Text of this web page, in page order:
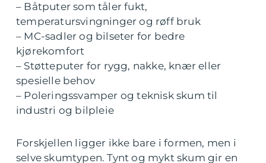
– Båtputer som tåler fukt,
temperatursvingninger og røff bruk
– MC-sadler og bilseter for bedre
kjørekomfort
– Støtteputer for rygg, nakke, knær eller
spesielle behov
– Poleringssvamper og teknisk skum til
industri og bilpleie
Forskjellen ligger ikke bare i formen, men i
selve skumtypen. Tynt og mykt skum gir en